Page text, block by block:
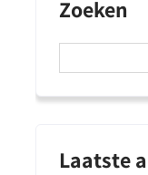
Zoeken
Laatste